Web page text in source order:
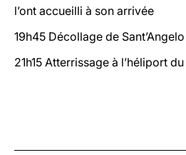
l’ont accueilli à son arrivée
19h45 Décollage de
21h15 Atterrissage à l’héliport